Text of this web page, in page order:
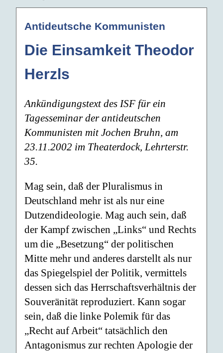
Antideutsche Kommunisten
Die Einsamkeit Theodor
Herzls
Ankündigungstext des ISF für ein
Tagesseminar der antideutschen
Kommunisten mit Jochen Bruhn, am
23.11.2002 im Theaterdock, Lehrterstr.
35.
Mag sein, daß der Pluralismus in
Deutschland mehr ist als nur eine
Dutzendideologie. Mag auch sein, daß
der Kampf zwischen „Links“ und Rechts
um die „Besetzung“ der politischen
Mitte mehr und anderes darstellt als nur
das Spiegelspiel der Politik, vermittels
dessen sich das Herrschaftsverhältnis der
Souveränität reproduziert. Kann sogar
sein, daß die linke Polemik für das
„Recht auf Arbeit“ tatsächlich den
Antagonismus zur rechten Apologie der